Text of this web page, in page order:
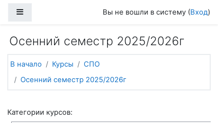
Вы не вошли в систему (Вход)
Осенний семестр 2025/2026г
В начало Курсы
СПО
Осенний семестр 2025/2026г
Категории курсов: